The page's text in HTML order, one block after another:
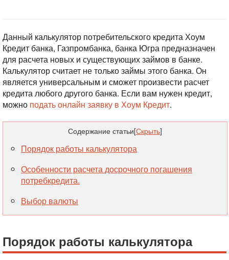
Данный калькулятор потребительского кредита Хоум
Кредит банка, Газпромбанка, банка Югра предназначен
для расчета новых и существующих займов в банке.
Калькулятор считает не только займы этого банка. Он
является универсальным и сможет произвести расчет
кредита любого другого банка. Если вам нужен кредит,
можно подать онлайн заявку в Хоум Кредит.
Содержание статьи[Скрыть]
Порядок работы калькулятора
Особенности расчета досрочного погашения
потребкредита.
Выбор валюты
Порядок работы калькулятора